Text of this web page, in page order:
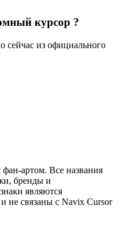
курсор ?
сейчас из официального
фан-артом. Все названия
бренды и
являются
не связаны с Navix Cursor